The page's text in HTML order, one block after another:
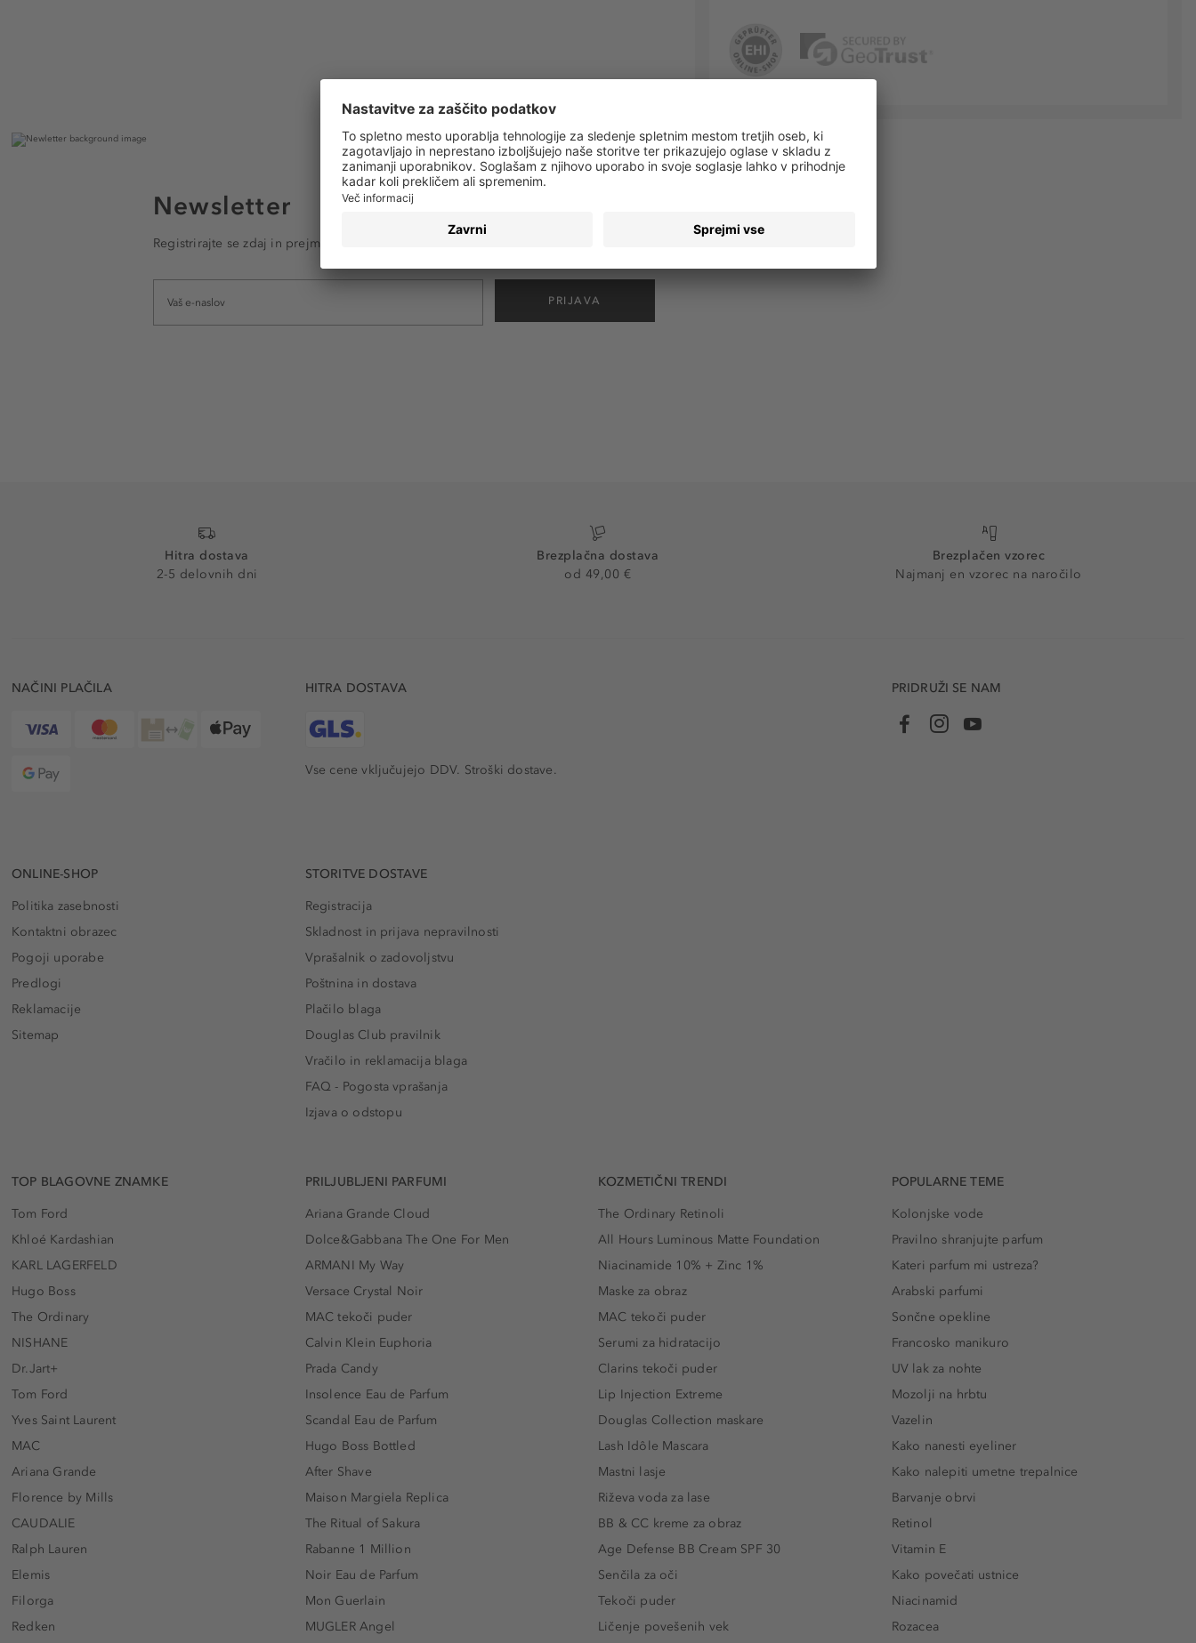
Newsletter
Registrirajte se zdaj in prejmite e-poštna obvestila o vseh trendih in ponudbah!
PRIJAVA
Hitra dostava
2-5 delovnih dni
Brezplačna dostava
od 49,00 €
Brezplačen vzorec
Najmanj en vzorec na naročilo
NAČINI PLAČILA HITRA DOSTAVA
Vse cene vključujejo DDV. Stroški dostave.
PRIDRUŽI SE NAM
ONLINE-SHOP
Politika zasebnosti
Kontaktni obrazec
Pogoji uporabe
Predlogi
Reklamacije
Sitemap
STORITVE DOSTAVE
Registracija
Skladnost in prijava nepravilnosti
Vprašalnik o zadovoljstvu
Poštnina in dostava
Plačilo blaga
Douglas Club pravilnik
Vračilo in reklamacija blaga
FAQ - Pogosta vprašanja
Izjava o odstopu
TOP BLAGOVNE ZNAMKE
Tom Ford
Khloé Kardashian
KARL LAGERFELD
Hugo Boss
The Ordinary
NISHANE
Dr.Jart+
Tom Ford
Yves Saint Laurent
MAC
Ariana Grande
Florence by Mills
CAUDALIE
Ralph Lauren
Elemis
Filorga
Redken
PRILJUBLJENI PARFUMI
Ariana Grande Cloud
Dolce&Gabbana The One For Men
ARMANI My Way
Versace Crystal Noir
MAC tekoči puder
Calvin Klein Euphoria
Prada Candy
Insolence Eau de Parfum
Scandal Eau de Parfum
Hugo Boss Bottled
After Shave
Maison Margiela Replica
The Ritual of Sakura
Rabanne 1 Million
Noir Eau de Parfum
Mon Guerlain
MUGLER Angel
KOZMETIČNI TRENDI
The Ordinary Retinoli
All Hours Luminous Matte Foundation
Niacinamide 10% + Zinc 1%
Maske za obraz
MAC tekoči puder
Serumi za hidratacijo
Clarins tekoči puder
Lip Injection Extreme
Douglas Collection maskare
Lash Idôle Mascara
Mastni lasje
Riževa voda za lase
BB & CC kreme za obraz
Age Defense BB Cream SPF 30
Senčila za oči
Tekoči puder
Ličenje povešenih vek
POPULARNE TEME
Kolonjske vode
Pravilno shranjujte parfum
Kateri parfum mi ustreza?
Arabski parfumi
Sončne opekline
Francosko manikuro
UV lak za nohte
Mozolji na hrbtu
Vazelin
Kako nanesti eyeliner
Kako nalepiti umetne trepalnice
Barvanje obrvi
Retinol
Vitamin E
Kako povečati ustnice
Niacinamid
Rozacea